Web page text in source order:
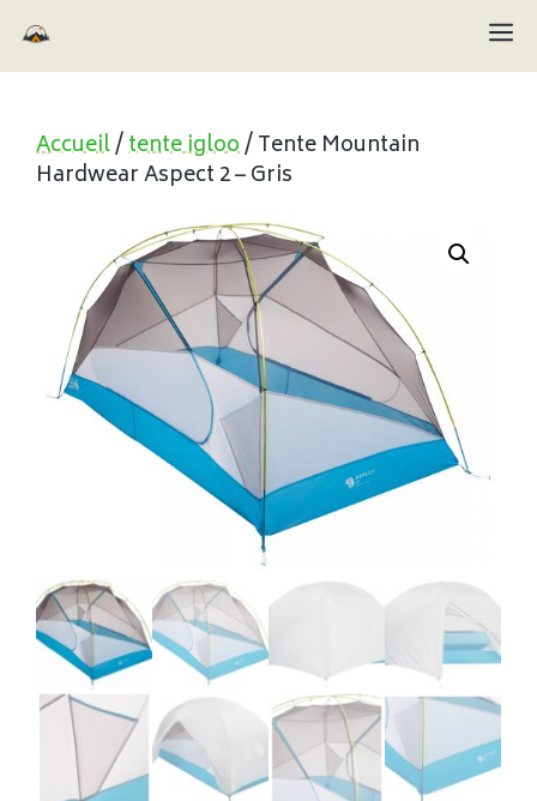
au
contenu
Accueil/tente igloo/ Tente Mountain
Hardwear Aspect 2 – Gris